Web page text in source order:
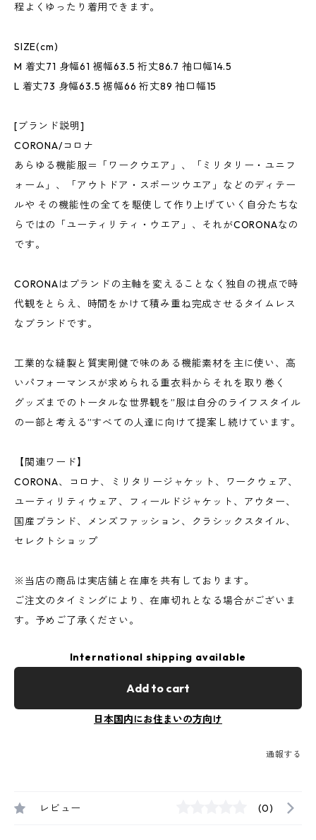
程よくゆったり着用できます。
SIZE(cm)
M 着丈71 身幅61 裾幅63.5 裄丈86.7 袖口幅14.5
L 着丈73 身幅63.5 裾幅66 裄丈89 袖口幅15
[ブランド説明]
CORONA/コロナ
あらゆる機能服＝「ワークウエア」、「ミリタリー・ユニフ
ォーム」、「アウトドア・スポーツウエア」などのディテー
ルや その機能性の全てを駆使して作り上げていく自分たちな
らではの「ユーティリティ・ウエア」、それがCORONAなの
です。
CORONAはブランドの主軸を変えることなく独自の視点で時
代観をとらえ、時間をかけて積み重ね完成させるタイムレス
なブランドです。
工業的な縫製と質実剛健で味のある機能素材を主に使い、高
いパフォーマンスが求められる重衣料からそれを取り巻く
グッズまでのトータルな世界観を”服は自分のライフスタイル
の一部と考える”すべての人達に向けて提案し続けています。
【関連ワード】
CORONA、コロナ、ミリタリージャケット、ワークウェア、
ユーティリティウェア、フィールドジャケット、アウター、
国産ブランド、メンズファッション、クラシックスタイル、
セレクトショップ
※当店の商品は実店舗と在庫を共有しております。
ご注文のタイミングにより、在庫切れとなる場合がございま
す。予めご了承ください。
International shipping available
Add to cart
日本国内にお住まいの方向け
通報する
レビュー (0)